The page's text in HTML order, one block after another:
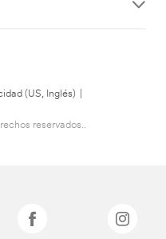
(US, Inglés)
reservados..